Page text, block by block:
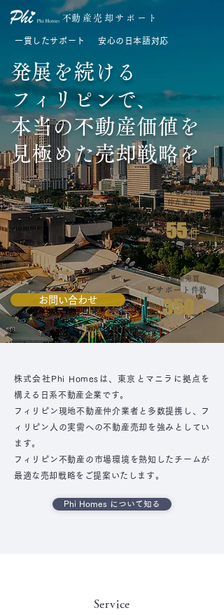
​不動産売却サポート
一貫したサポート 安心の日本語対応
発展を続ける
フィリピンで、
本当の不動産価値を
見極めた売却戦略を
55件
フィリピン不動産
​仲介業者
提携数
お問い合わせ 350件
不動産売買
サポート 件数
株式会社Phi Homesは、東京とマニラに拠点を
構える日系不動産企業です。
フィリピン現地不動産仲介業者と多数提携し、フ
ィリピン人の実需への不動産売却を強みとしてい
ます。
フィリピン不動産の市場環境を熟知したチームが
最適な売却戦略をご提案いたします。
Phi Homes について知る
Service